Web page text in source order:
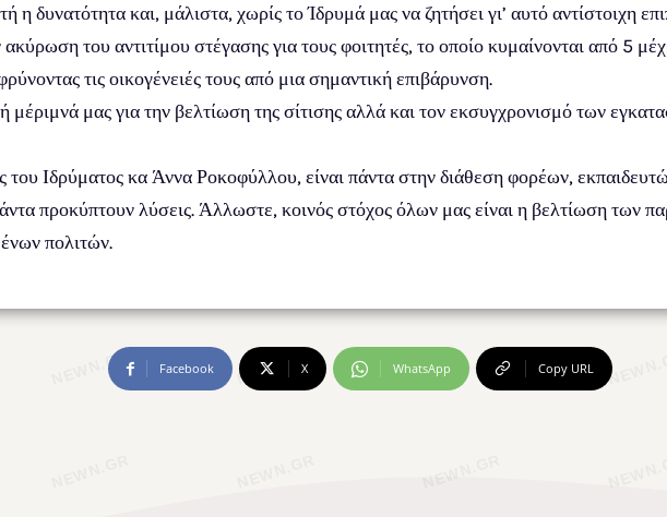
η δυνατότητα και, μάλιστα, χωρίς το Ίδρυμά μας να ζητήσει γι’ αυτό αντίστοιχη
του αντιτίμου στέγασης για τους φοιτητές, το οποίο κυμαίνονται από 5
τις οικογένειές τους από μια σημαντική επιβάρυνση.
μέριμνά μας για την βελτίωση της σίτισης αλλά και τον εκσυγχρονισμό των
του Ιδρύματος κα Άννα Ροκοφύλλου, είναι πάντα στην διάθεση φορέων,
προκύπτουν λύσεις. Άλλωστε, κοινός στόχος όλων μας είναι η βελτίωση των
πολιτών.
Facebook X WhatsApp Copy URL